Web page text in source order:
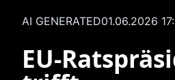
AI GENERATED01.06.2026
EU-